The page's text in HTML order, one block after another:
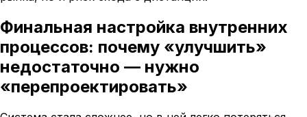
Финальная настройка внутренних
процессов: почему «улучшить»
недостаточно — нужно
«перепроектировать»